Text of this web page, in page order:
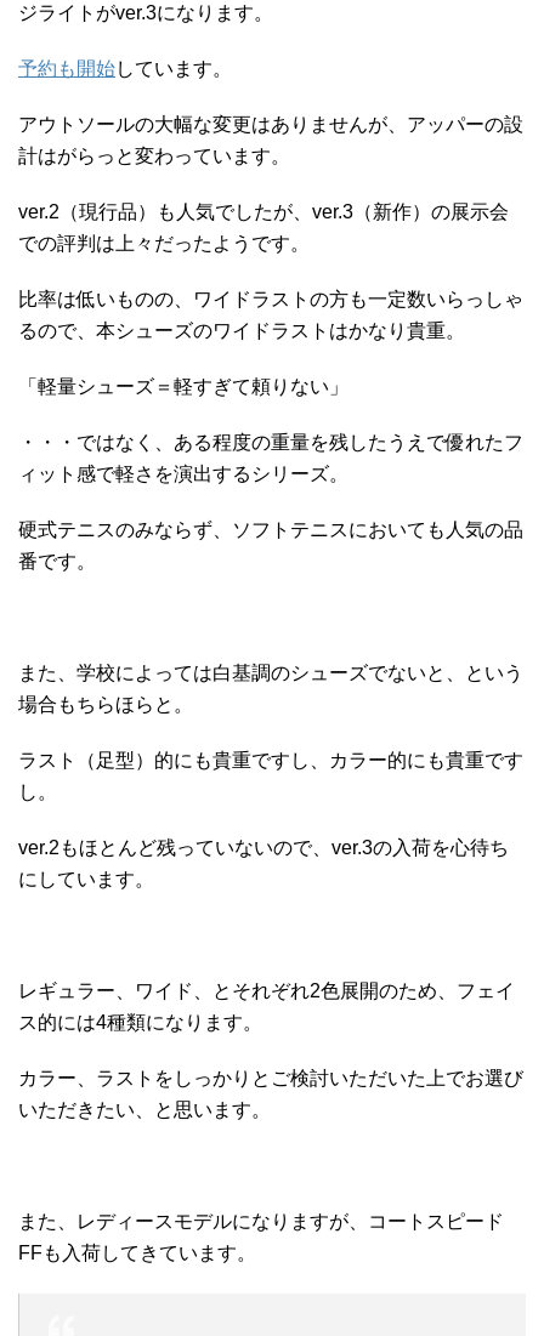
ジライトがver.3になります。
予約も開始しています。
アウトソールの大幅な変更はありませんが、アッパーの設
計はがらっと変わっています。
ver.2（現行品）も人気でしたが、ver.3（新作）の展示会
での評判は上々だったようです。
比率は低いものの、ワイドラストの方も一定数いらっしゃ
るので、本シューズのワイドラストはかなり貴重。
「軽量シューズ＝軽すぎて頼りない」
・・・ではなく、ある程度の重量を残したうえで優れたフ
ィット感で軽さを演出するシリーズ。
硬式テニスのみならず、ソフトテニスにおいても人気の品
番です。
また、学校によっては白基調のシューズでないと、という
場合もちらほらと。
ラスト（足型）的にも貴重ですし、カラー的にも貴重です
し。
ver.2もほとんど残っていないので、ver.3の入荷を心待ち
にしています。
レギュラー、ワイド、とそれぞれ2色展開のため、フェイ
ス的には4種類になります。
カラー、ラストをしっかりとご検討いただいた上でお選び
いただきたい、と思います。
また、レディースモデルになりますが、コートスピード
FFも入荷してきています。